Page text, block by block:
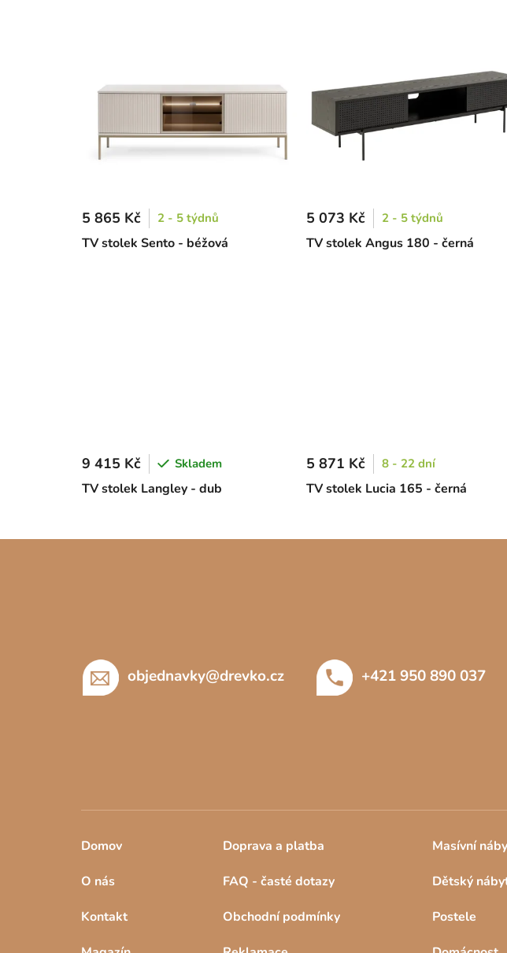
TV stolek Sento - béžová
5 865 Kč 2 - 5 týdnů
TV stolek Angus 180 - černá
5 073 Kč 2 - 5 týdnů
TV stolek Langley - dub
9 415 Kč Skladem
TV stolek Lucia 165 - černá
5 871 Kč 8 - 22 dní
objednavky@drevko.cz +421 950 890 037
Domov
O nás
Kontakt
Doprava a platba
FAQ - časté dotazy
Obchodní podmínky
Masívní
Dětský
Postele